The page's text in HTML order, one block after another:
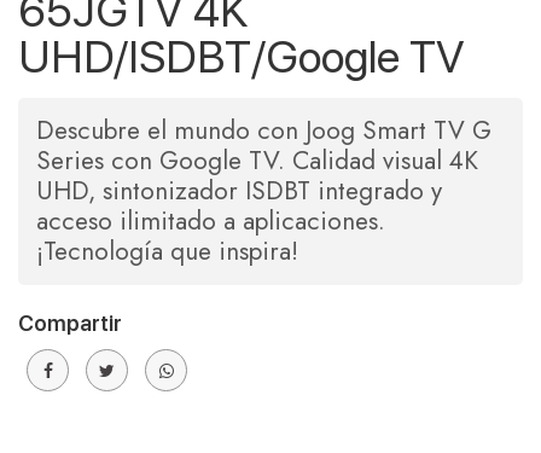
UHD/ISDBT/Google TV
Descubre el mundo con Joog Smart TV G
Series con Google TV. Calidad visual 4K
UHD, sintonizador ISDBT integrado y
acceso ilimitado a aplicaciones.
¡Tecnología que inspira!
Compartir